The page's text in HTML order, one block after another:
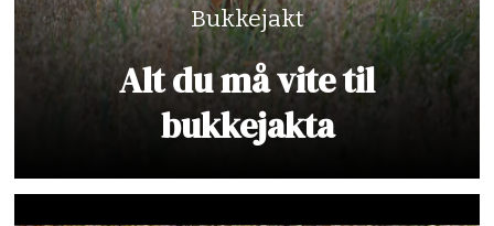
Bukkejakt
Alt du må vite til
bukkejakta